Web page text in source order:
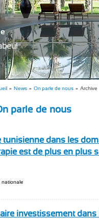
» News » On parle de nous » Archive
parle de nous
tunisienne dans les
est de plus en plus
nationale
investissement